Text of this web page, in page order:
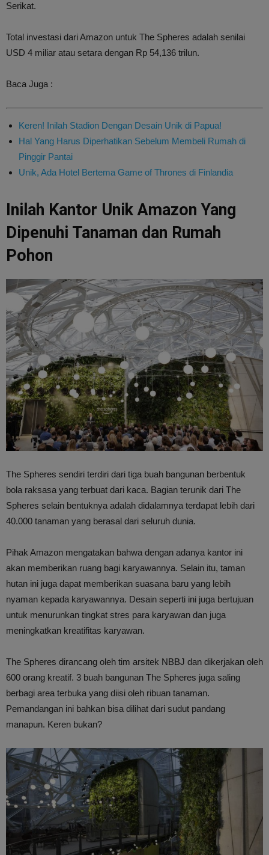
Serikat.
Total investasi dari Amazon untuk The Spheres adalah senilai
USD 4 miliar atau setara dengan Rp 54,136 trilun.
Baca Juga :
Keren! Inilah Stadion Dengan Desain Unik di Papua!
Hal Yang Harus Diperhatikan Sebelum Membeli Rumah di
Pinggir Pantai
Unik, Ada Hotel Bertema Game of Thrones di Finlandia
Inilah Kantor Unik Amazon Yang
Dipenuhi Tanaman dan Rumah
Pohon
The Spheres sendiri terdiri dari tiga buah bangunan berbentuk
bola raksasa yang terbuat dari kaca. Bagian terunik dari The
Spheres selain bentuknya adalah didalamnya terdapat lebih dari
40.000 tanaman yang berasal dari seluruh dunia.
Pihak Amazon mengatakan bahwa dengan adanya kantor ini
akan memberikan ruang bagi karyawannya. Selain itu, taman
hutan ini juga dapat memberikan suasana baru yang lebih
nyaman kepada karyawannya. Desain seperti ini juga bertujuan
untuk menurunkan tingkat stres para karyawan dan juga
meningkatkan kreatifitas karyawan.
The Spheres dirancang oleh tim arsitek NBBJ dan dikerjakan oleh
600 orang kreatif. 3 buah bangunan The Spheres juga saling
berbagi area terbuka yang diisi oleh ribuan tanaman.
Pemandangan ini bahkan bisa dilihat dari sudut pandang
manapun. Keren bukan?